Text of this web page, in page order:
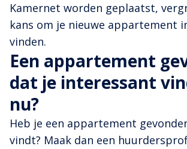
Kamernet worden geplaatst,
kans om je nieuwe appartement
vinden.
Een appartement
dat je interessant
nu?
Heb je een appartement
vindt? Maak dan een